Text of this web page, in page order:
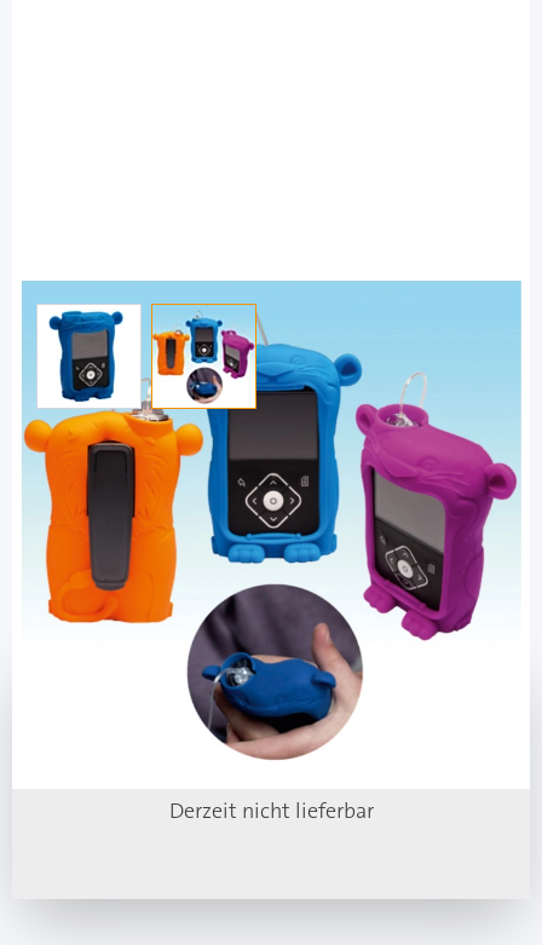
View larger imageView larger image
Medtronic
Lenny Silikon-Schutzhülle blau - für
MiniMed Insulinpumpen / 1 Stück
PZN: 10987065 / Diashop.de Kat.-Nr.111626
Mehr über das Produkt
Artikel nicht verfügbar
Derzeit nicht lieferbar